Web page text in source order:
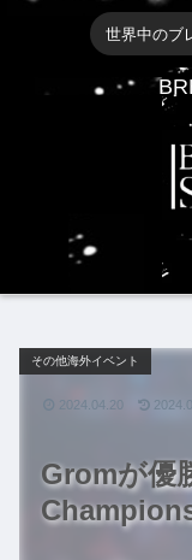
世界中のブ
Gromが
その他海外イベント
2024.04.20